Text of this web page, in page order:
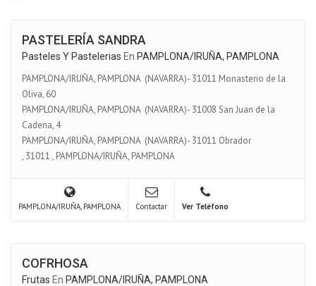
PASTELERÍA SANDRA
Pasteles Y Pastelerias En PAMPLONA/IRUÑA, PAMPLONA
PAMPLONA/IRUÑA, PAMPLONA (NAVARRA)- 31011 Monasterio de la
Oliva, 60
PAMPLONA/IRUÑA, PAMPLONA (NAVARRA)- 31008 San Juan de la
Cadena, 4
PAMPLONA/IRUÑA, PAMPLONA (NAVARRA)- 31011 Obrador
, 31011 , PAMPLONA/IRUÑA, PAMPLONA
PAMPLONA/IRUÑA, PAMPLONA Contactar Ver Teléfono
COFRHOSA
Frutas En PAMPLONA/IRUÑA, PAMPLONA